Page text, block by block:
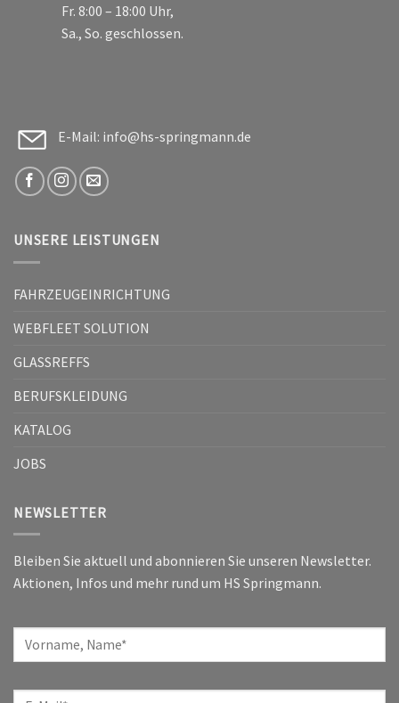
Fr. 8:00 – 18:00 Uhr,
Sa., So. geschlossen.
E-Mail: info@hs-springmann.de
UNSERE LEISTUNGEN
FAHRZEUGEINRICHTUNG
WEBFLEET SOLUTION
GLASSREFFS
BERUFSKLEIDUNG
KATALOG
JOBS
NEWSLETTER
Bleiben Sie aktuell und abonnieren Sie unseren Newsletter.
Aktionen, Infos und mehr rund um HS Springmann.